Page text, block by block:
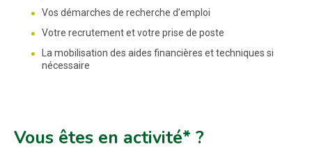
Vos démarches de recherche d’emploi
Votre recrutement et votre prise de poste
La mobilisation des aides financières et techniques si
nécessaire
Vous êtes en activité* ?